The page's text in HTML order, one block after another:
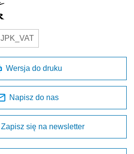
JPK_VAT
Wersja do druku
Napisz do nas
Zapisz się na newsletter